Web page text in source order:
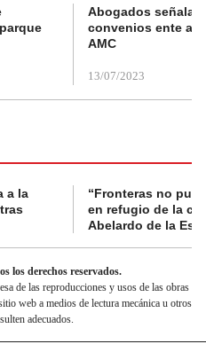
Abogados
convenios ente
AMC
13/07/2023
a la
“Fronteras no
en refugio de la
Abelardo de la
los derechos reservados.
de las reproducciones y usos de las obras
web a medios de lectura mecánica u otros
adecuados.